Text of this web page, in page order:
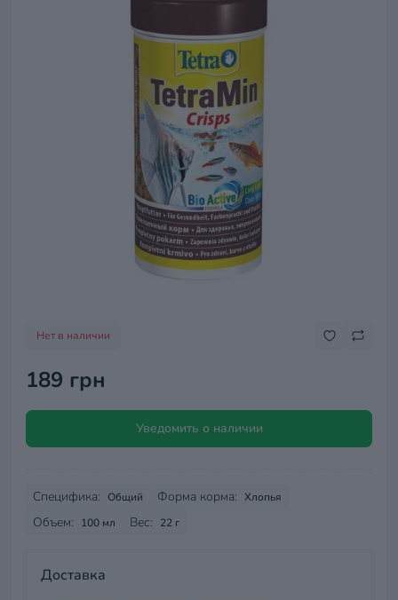
Нет в наличии
189 грн
Уведомить о наличии
Специфика: Общий Форма корма: Хлопья
Объем: 100 мл Вес: 22 г
Доставка